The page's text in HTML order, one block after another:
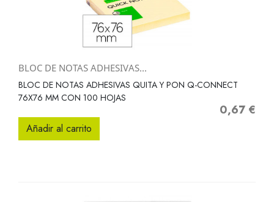
BLOC DE NOTAS ADHESIVAS...
BLOC DE NOTAS ADHESIVAS QUITA Y PON Q-CONNECT
76X76 MM CON 100 HOJAS
Precio
0,67 €
Añadir al carrito